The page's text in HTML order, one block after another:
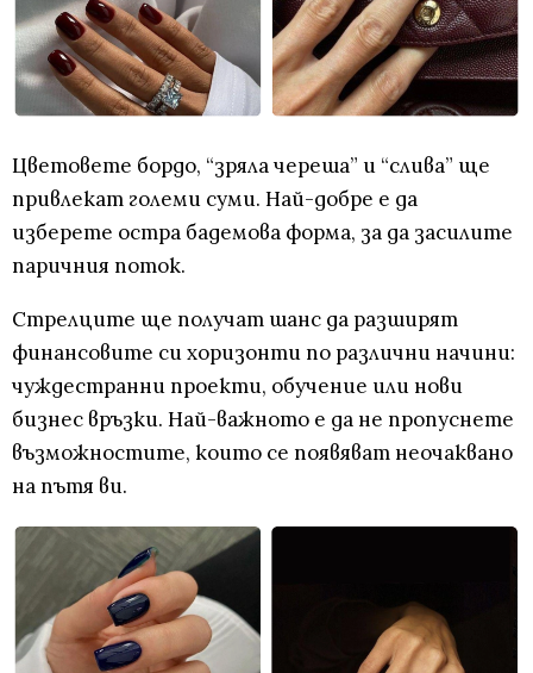
Цветовете бордо, “зряла череша” и “слива” ще
привлекат големи суми. Най-добре е да
изберете остра бадемова форма, за да засилите
паричния поток.
Стрелците ще получат шанс да разширят
финансовите си хоризонти по различни начини:
чуждестранни проекти, обучение или нови
бизнес връзки. Най-важното е да не пропуснете
възможностите, които се появяват неочаквано
на пътя ви.